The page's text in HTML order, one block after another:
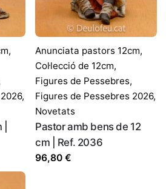
electrònic i lloc web en
la pròxima vegada que comenti.
,
,
Anunciata pastors 12cm,
Col·lecció de 12cm,
Figures de Pessebres,
Figures de Pessebres 2026,
Novetats
Pastor amb bens de 12
cm | Ref. 2036
96,80 €